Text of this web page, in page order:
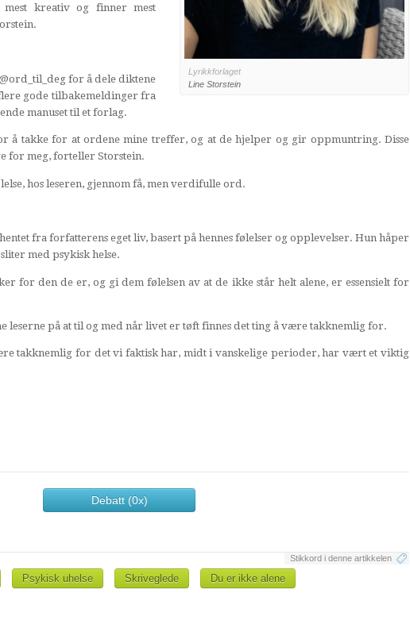
Lyrikkforlaget
Line Storstein
kreativ og finner mest
for å dele diktene
gode tilbakemeldinger fra
manuset til et forlag.
å takke for at ordene mine treffer, og at de hjelper og gir oppmuntring. Disse
for meg, forteller Storstein.
hos leseren, gjennom få, men verdifulle ord.
fra forfatterens eget liv, basert på hennes følelser og opplevelser. Hun håper
med psykisk helse.
for den de er, og gi dem følelsen av at de ikke står helt alene, er essensielt for
leserne på at til og med når livet er tøft finnes det ting å være takknemlig for.
takknemlig for det vi faktisk har, midt i vanskelige perioder, har vært et viktig
Debatt (0x)
Stikkord i denne artikkelen
Psykisk uhelse Skriveglede Du er ikke alene